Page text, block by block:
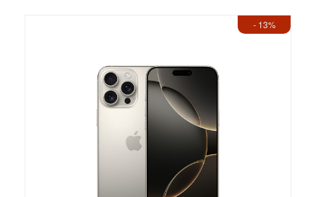
- 13%